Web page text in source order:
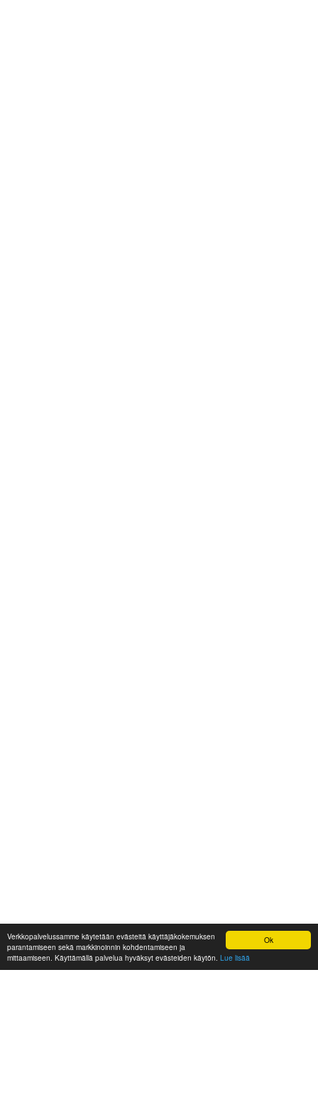
Ok
Verkkopalvelussamme käytetään evästeitä käyttäjäkokemuksen
parantamiseen sekä markkinoinnin kohdentamiseen ja
mittaamiseen. Käyttämällä palvelua hyväksyt evästeiden käytön. Lue lisää